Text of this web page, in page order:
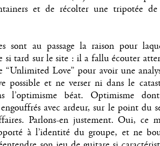
et de récolter une tripotée de
sont au passage la raison pour
si tard sur le site : il a fallu écouter
“Unlimited Love” pour avoir une
possible et ne verser ni dans le
l’optimisme béat. Optimisme
engouffrés avec ardeur, sur le point du
Parlons-en justement. Oui, ce
à l’identité du groupe, et ne